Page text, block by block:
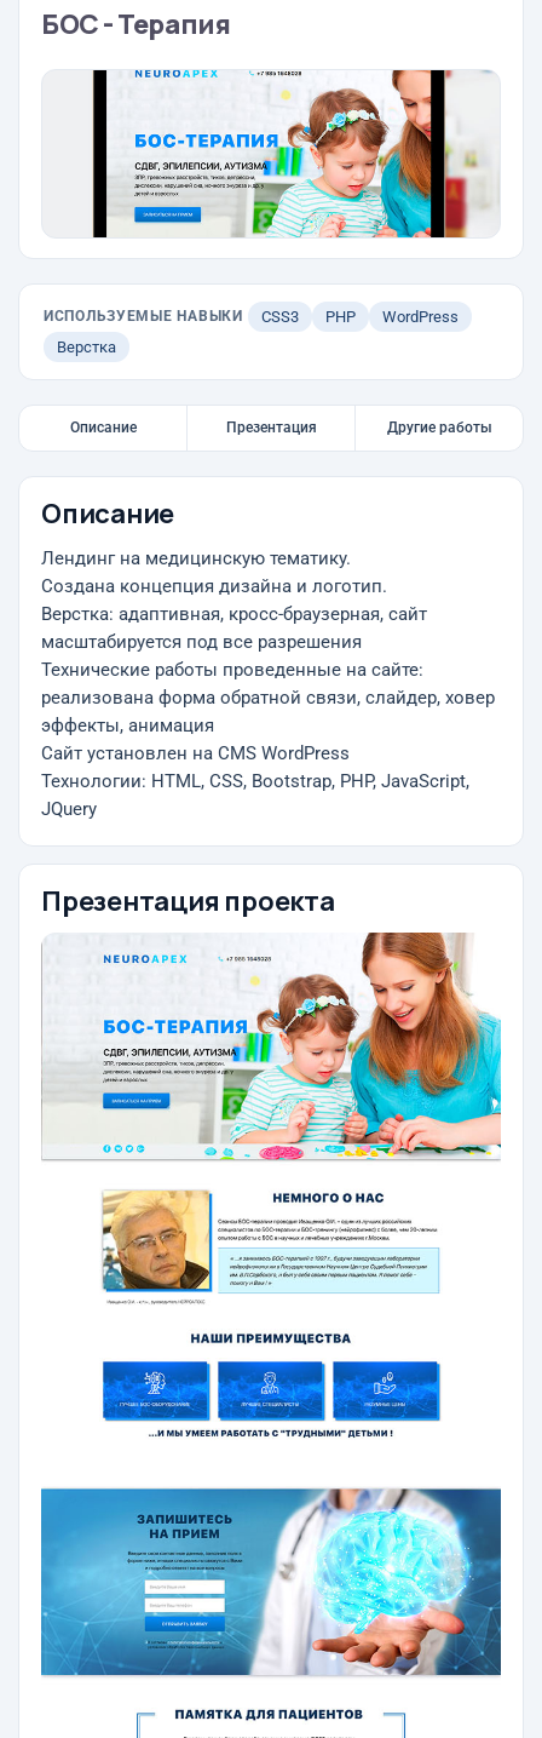
БОС - Терапия
ИСПОЛЬЗУЕМЫЕ НАВЫКИ CSS3 PHP
WordPress
Верстка
Описание Презентация Другие работы
Описание
Лендинг на медицинскую тематику.
Создана концепция дизайна и логотип.
Верстка: адаптивная, кросс-браузерная, сайт
масштабируется под все разрешения
Технические работы проведенные на сайте:
реализована форма обратной связи, слайдер, ховер
эффекты, анимация
Сайт установлен на CMS WordPress
Технологии: HTML, CSS, Bootstrap, PHP, JavaScript,
JQuery
Презентация проекта